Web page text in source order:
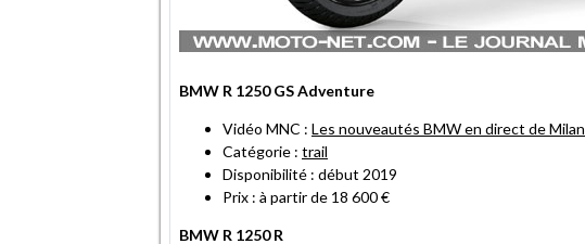
BMW R 1250 GS Adventure
Vidéo MNC : Les nouveautés BMW en direct de Milan
Catégorie : trail
Disponibilité : début 2019
Prix : à partir de 18 600 €
BMW R 1250 R